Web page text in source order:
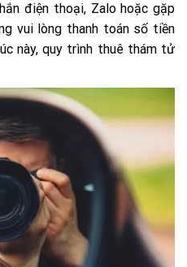
điện thoại, Zalo hoặc gặp
vui lòng thanh toán số tiền
này, quy trình thuê thám tử